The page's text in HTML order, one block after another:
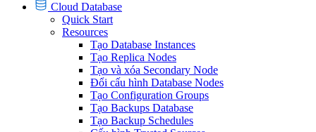
Cloud Database
Quick Start
Resources
Tạo Database Instances
Tạo Replica Nodes
Tạo và xóa Secondary Node
Đổi cấu hình Database Nodes
Tạo Configuration Groups
Tạo Backups Database
Tạo Backup Schedules